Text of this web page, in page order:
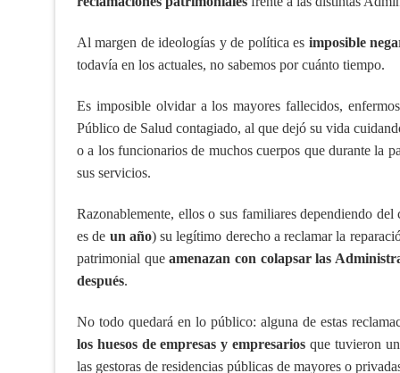
Al margen de ideologías y de política es imposible
todavía en los actuales, no sabemos por cuánto tiempo.
Es imposible olvidar a los mayores fallecidos,
Público de Salud contagiado, al que dejó su vida
o a los funcionarios de muchos cuerpos que durante la
sus servicios.
Razonablemente, ellos o sus familiares dependiendo
es de un año) su legítimo derecho a reclamar la
patrimonial queamenazan con colapsar las
después.
No todo quedará en lo público: alguna de estas
los huesos de empresas y empresarios que tuvieron
las gestoras de residencias públicas de mayores o